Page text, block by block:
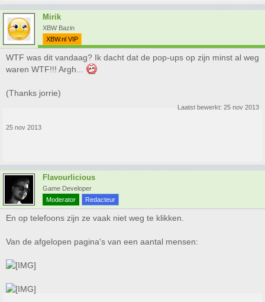
Mirik
XBW Bazin
XBW.nl VIP
WTF was dit vandaag? Ik dacht dat de pop-ups op zijn minst al weg
waren WTF!!! Argh...
(Thanks jorrie)
Laatst bewerkt: 25 nov 2013
25 nov 2013
Flavourlicious
Game Developer
Moderator
Redacteur
En op telefoons zijn ze vaak niet weg te klikken.
Van de afgelopen pagina's van een aantal mensen: